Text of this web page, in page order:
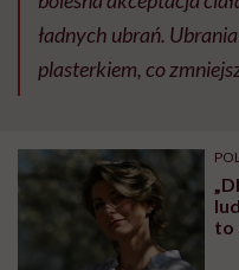
ładnych ubrań.
plasterkiem, co
to